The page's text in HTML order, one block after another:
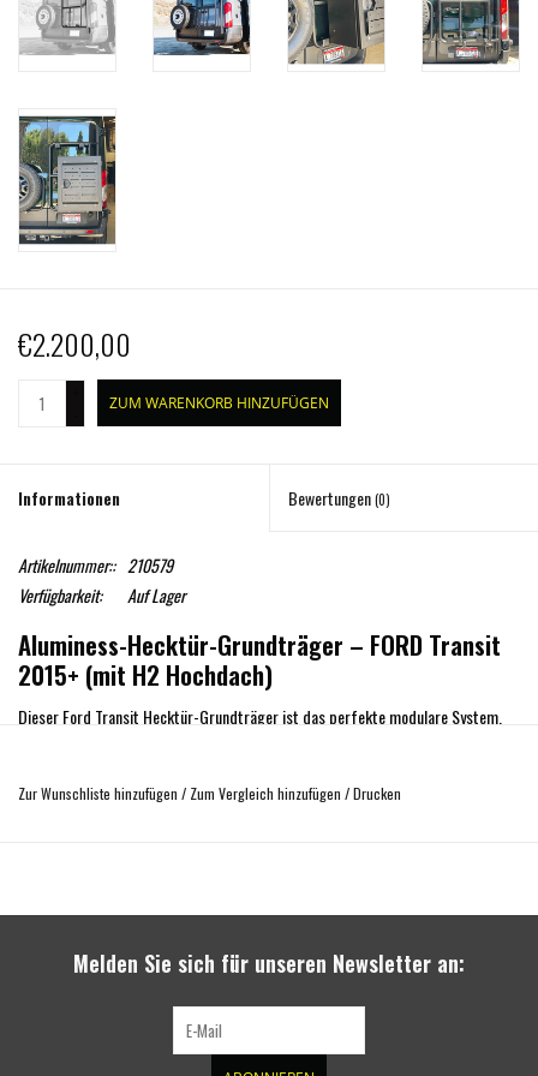
€2.200,00
ZUM WARENKORB HINZUFÜGEN
Informationen Bewertungen(0)
Artikelnummer:: 210579
Verfügbarkeit:
Auf Lager
Aluminess-Hecktür-Grundträger – FORD Transit
2015+ (mit H2 Hochdach)
Dieser Ford Transit Hecktür-Grundträger ist das perfekte modulare System,
Hecktür Ihres Vans bohren müssen! Sobald Sie dieses Teil haben, können Sie
Pulverbeschichtetes strukturiertes Schwarz.
Kein Bohren, keine Dellen: Anschraubbares Element – erfordert kein
Kompatibel mit Rückfahrsensoren.
Dynamische Gewichtskapazität: 90 kg bei gleichmäßiger Verteilung.
Zur Wunschliste hinzufügen / Zum Vergleich hinzufügen /Drucken
Melden Sie sich für unseren Newsletter an: